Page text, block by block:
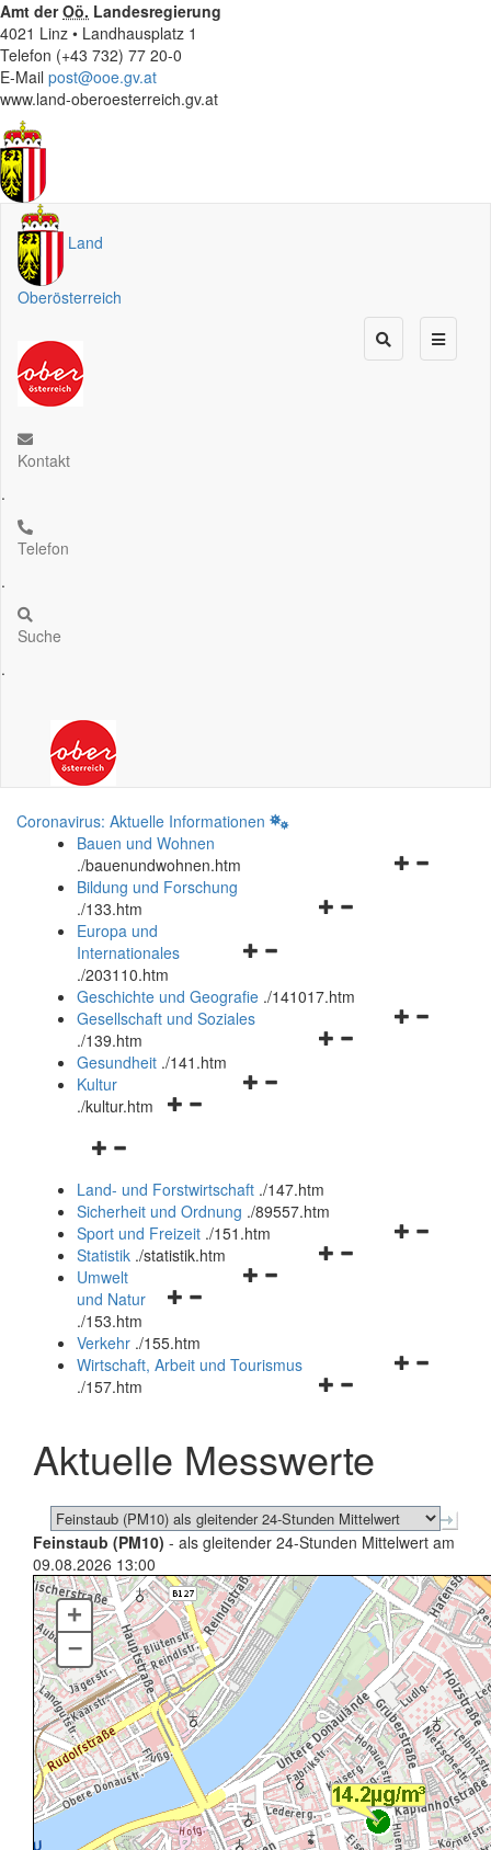
Amt derOö. Landesregierung
4021 Linz • Landhausplatz 1
Telefon (+43 732) 77 20-0
E-Mail post@ooe.gv.at
www.land-oberoesterreich.gv.at
Land
Oberösterreich
Kontakt
.
Telefon
.
Suche
.
Coronavirus: Aktuelle Informationen
Bauen und Wohnen
./bauenundwohnen.htm
Navigationsmenü
Bildung und Forschung
./133.htm
Navigationsmenü
und
schließen
Europa und
Internationales
./203110.htm
Geschichte und Geografie ./141017.htm
Navigationsmenü
Gesellschaft und Soziales
./139.htm
Navigationsmenü
Gesundheit ./141.htm
Navigationsmenü
Kultur
./kultur.htm
Navigationsmenü
und
schließen
Land- und Forstwirtschaft ./147.htm
Sicherheit und Ordnung ./89557.htm
Navigationsmenü
Sport und Freizeit ./151.htm
Navigationsmenü
Statistik ./statistik.htm
Navigationsmenü
und
schließen
Umwelt
und Natur
./153.htm
Verkehr ./155.htm
Navigationsmenü
schließen
Wirtschaft, Arbeit und Tourismus
./157.htm
Aktuelle Messwerte
Feinstaub (PM10) - als gleitender 24-Stunden Mittelwert am
09.08.2026 13:00
+
–